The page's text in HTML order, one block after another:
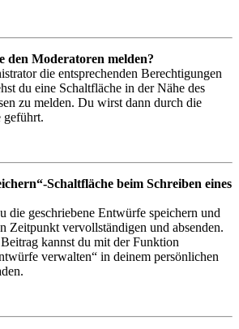
den Moderatoren melden?
die entsprechenden Berechtigungen
du eine Schaltfläche in der Nähe des
zu melden. Du wirst dann durch die
geführt.
Schaltfläche beim Schreiben eines
die geschriebene Entwürfe speichern und
Zeitpunkt vervollständigen und absenden.
kannst du mit der Funktion
verwalten“ in deinem persönlichen